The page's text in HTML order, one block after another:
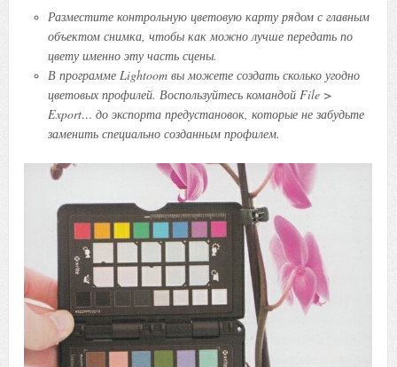
Разместите контрольную цветовую карту рядом с главным
объектом снимка, чтобы как можно лучше передать по
цвету именно эту часть сцены.
В программе Lightoom вы можете создать сколько угодно
цветовых профилей. Воспользуйтесь командой File >
Export… до экспорта предустановок, которые не забудьте
заменить специально созданным профилем.